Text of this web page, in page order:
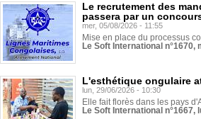
Le recrutement des
passera par un
mer, 05/08/2026 - 11:55
Mise en place du processus
Le Soft International
L'esthétique ongulaire
lun, 29/06/2026 - 10:30
Elle fait florès dans les pays
Le Soft International